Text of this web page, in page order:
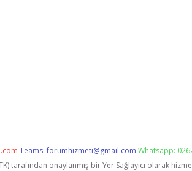
Teams:forumhizmeti@gmail.com Whatsapp:
tarafından onaylanmış bir Yer Sağlayıcı olarak